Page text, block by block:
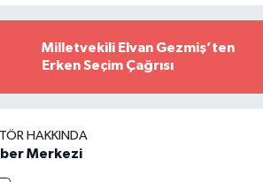
Milletvekili Elvan Gezmiş’ten
Erken Seçim Çağrısı
HAKKINDA
Merkezi